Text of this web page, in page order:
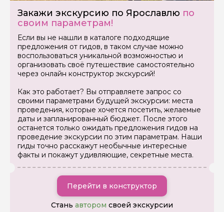
Закажи экскурсию по Ярославлю по
своим параметрам!
Если вы не нашли в каталоге подходящие
предложения от гидов, в таком случае можно
воспользоваться уникальной возможностью и
организовать своё путешествие самостоятельно
через онлайн конструктор экскурсий!
Как это работает? Вы отправляете запрос со
своими параметрами будущей экскурсии: места
проведения, которые хочется посетить, желаемые
даты и запланированный бюджет. После этого
останется только ожидать предложения гидов на
проведение экскурсии по этим параметрам. Наши
гиды точно расскажут необычные интересные
факты и покажут удивляющие, секретные места.
Перейти в конструктор
Стань автором своей экскурсии
Задайте свой вопрос гиду
Как вас зовут
Ваша электронная почта
Ваш номер телефона